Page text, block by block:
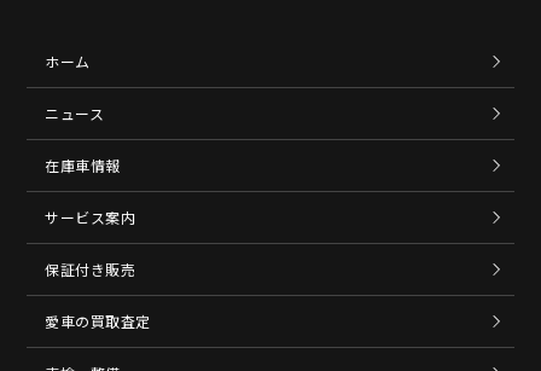
ホーム
ニュース
在庫車情報
サービス案内
保証付き販売
愛車の買取査定